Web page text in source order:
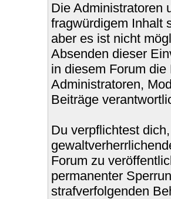
Die Administratoren
fragwürdigem Inhalt
aber es ist nicht
Absenden dieser
in diesem Forum
Administratoren,
Beiträge
Du verpflichtest
Forum zu
permanenter
strafverfolgenden